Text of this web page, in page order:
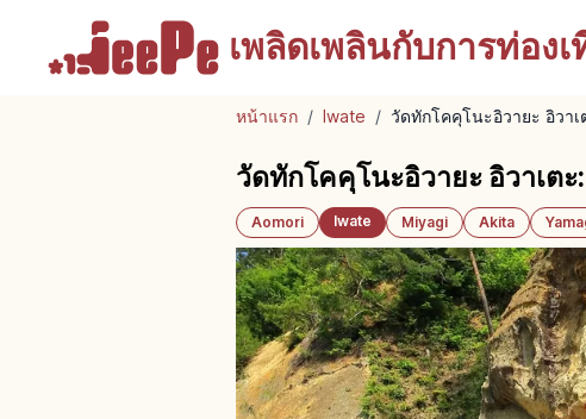
เพลิดเพลินกับการท่อง
หน้าแรก / Iwate / วัดทักโคคุโนะอิวายะ อิวา
วัดทักโคคุโนะอิวายะ อิวาเต
Aomori Iwate Miyagi Akita